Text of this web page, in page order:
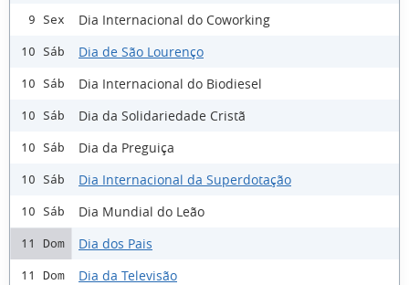
9 Sex Dia Internacional do Coworking
10 Sáb Dia de São Lourenço
10 Sáb Dia Internacional do Biodiesel
10 Sáb Dia da Solidariedade Cristã
10 Sáb Dia da Preguiça
10 Sáb Dia Internacional da Superdotação
10 Sáb Dia Mundial do Leão
11 Dom Dia dos Pais
11 Dom Dia da Televisão